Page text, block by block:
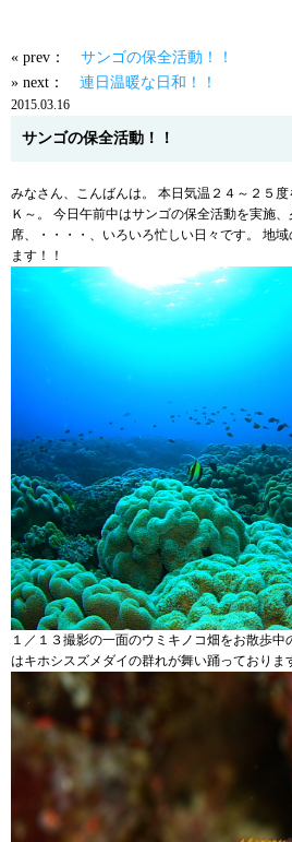
« prev： サンゴの保全活動！！
» next： 連日温暖な日和！！
2015.03.16
サンゴの保全活動！！
みなさん、こんばんは。 本日気温２４～２５
Ｋ～。 今日午前中はサンゴの保全活動を実施
席、・・・・、いろいろ忙しい日々です。 地
ます！！
１／１３撮影の一面のウミキノコ畑をお散歩
はキホシスズメダイの群れが舞い踊っておりま